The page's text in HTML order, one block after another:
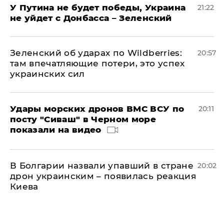
У Путина не будет победы, Украина
не уйдет с Донбасса – Зеленский
21:22
Зеленский об ударах по Wildberries:
там впечатляющие потери, это успех
украинских сил
20:57
Удары морских дронов ВМС ВСУ по
посту "Сиваш" в Черном море
показали на видео
20:11
В Болгарии назвали упавший в стране
дрон украинским – появилась реакция
Киева
20:02